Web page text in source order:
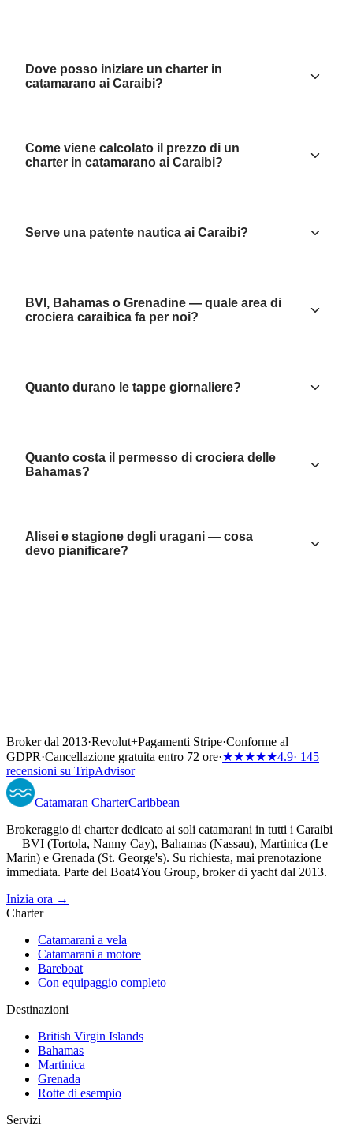
Dove posso iniziare un charter in
catamarano ai Caraibi?
Come viene calcolato il prezzo di un
charter in catamarano ai Caraibi?
Serve una patente nautica ai Caraibi?
BVI, Bahamas o Grenadine — quale area di
crociera caraibica fa per noi?
Quanto durano le tappe giornaliere?
Quanto costa il permesso di crociera delle
Bahamas?
Alisei e stagione degli uragani — cosa
devo pianificare?
Broker dal 2013·Revolut+Pagamenti Stripe·Conforme al
GDPR·Cancellazione gratuita entro 72 ore·★★★★★4.9· 145
recensioni su TripAdvisor
Catamaran CharterCaribbean
Brokeraggio di charter dedicato ai soli catamarani in tutti i Caraibi
— BVI (Tortola, Nanny Cay), Bahamas (Nassau), Martinica (Le
Marin) e Grenada (St. George's). Su richiesta, mai prenotazione
immediata. Parte del Boat4You Group, broker di yacht dal 2013.
Inizia ora →
Charter
Catamarani a vela
Catamarani a motore
Bareboat
Con equipaggio completo
Destinazioni
British Virgin Islands
Bahamas
Martinica
Grenada
Rotte di esempio
Servizi